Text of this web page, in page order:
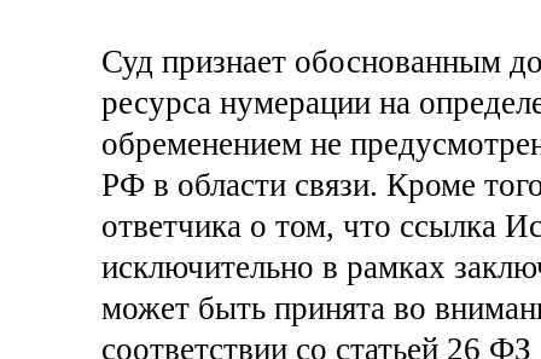
Суд признает обоснованным
ресурса нумерации на
обременением не
РФ в области связи. Кроме
ответчика о том, что ссылка
исключительно в рамках
может быть принята во
соответствии со статьей 26